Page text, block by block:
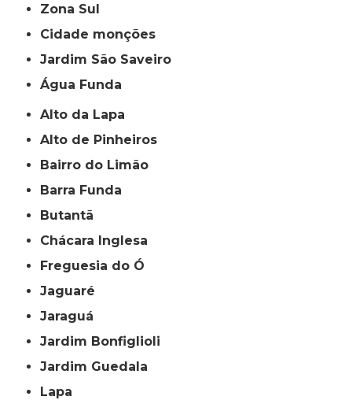
Zona Sul
cidade monções
jardim São Saveiro
Água Funda
Alto da Lapa
Alto de Pinheiros
Bairro do Limão
Barra Funda
Butantã
Chácara Inglesa
Freguesia do Ó
Jaguaré
Jaraguá
Jardim Bonfiglioli
Jardim Guedala
Lapa